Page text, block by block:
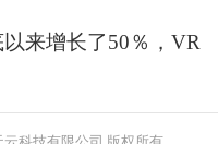
来增长了50％，VR